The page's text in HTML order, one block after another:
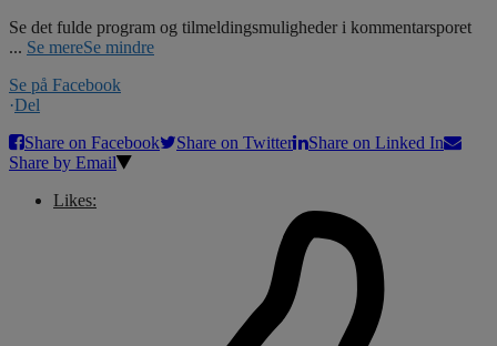
Se det fulde program og tilmeldingsmuligheder i kommentarsporet
... Se mereSe mindre
Se på Facebook
·Del
Share on Facebook
Share on Twitter
Share on Linked In
Share by Email
Likes: